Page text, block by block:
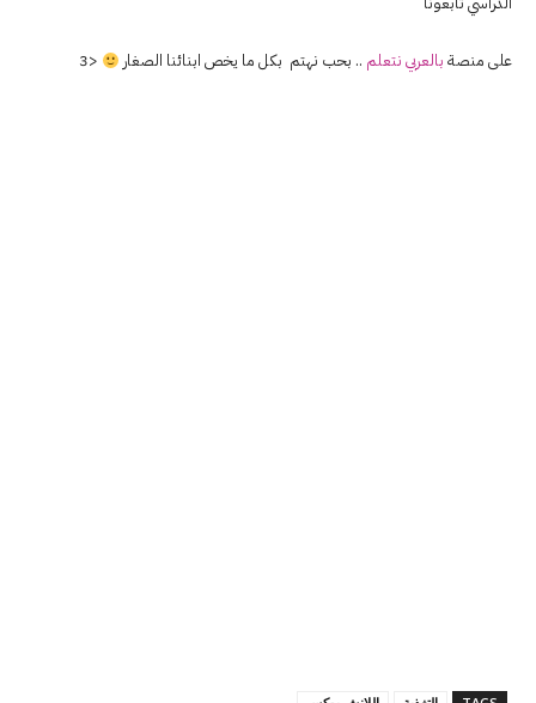
على منصة بالعربي نتعلم .. بحب نهتم بكل ما يخص ابنائنا الصغار <3